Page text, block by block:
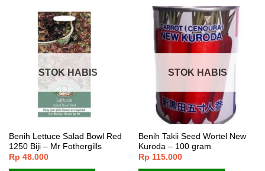
STOK HABIS
Benih Lettuce Salad Bowl Red
1250 Biji – Mr Fothergills
Rp 48.000
STOK HABIS
Benih Takii Seed Wortel New
Kuroda – 100 gram
Rp 115.000